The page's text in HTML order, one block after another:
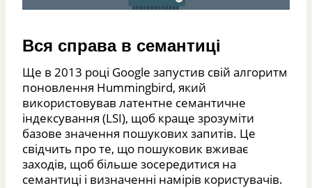
Вся справа в семантиці
Ще в 2013 році Google запустив свій алгоритм
поновлення Hummingbird, який
використовував латентне семантичне
індексування (LSI), щоб краще зрозуміти
базове значення пошукових запитів. Це
свідчить про те, що пошуковик вживає
заходів, щоб більше зосередитися на
семантиці і визначенні намірів користувачів.